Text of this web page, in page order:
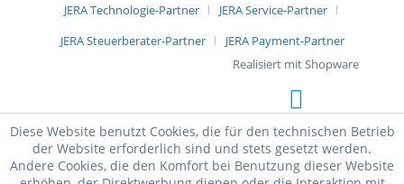
JERA Technologie-Partner
JERA Service-Partner
JERA Steuerberater-Partner
JERA Payment-Partner
Realisiert mit Shopware
Diese Website benutzt Cookies, die für den technischen Betrieb
der Website erforderlich sind und stets gesetzt werden.
Andere Cookies, die den Komfort bei Benutzung dieser Website